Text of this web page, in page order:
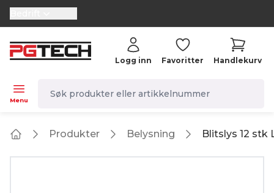
selector.vat
Menu
Logg inn Favoritter Handlekurv
Produkter Belysning Blitslys 12 stk